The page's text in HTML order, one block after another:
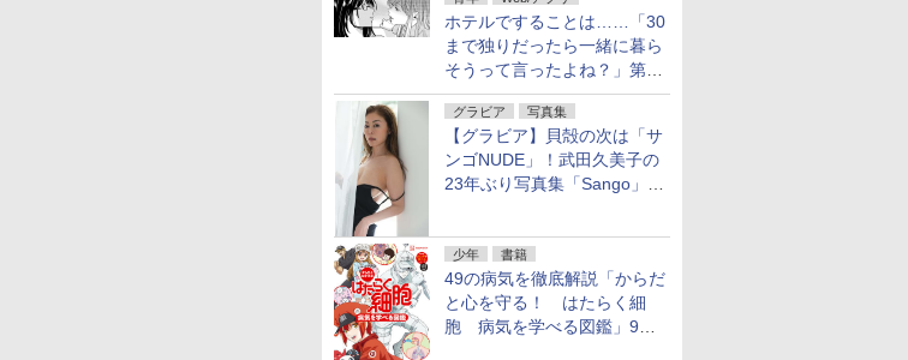
ホテルですることは……「30
まで独りだったら一緒に暮ら
そうって言ったよね？」第8
話が無料公開。一緒にお風
呂！
グラビア 写真集
【グラビア】貝殻の次は「サ
ンゴNUDE」！武田久美子の
23年ぶり写真集「Sango」を
少年 書籍
49の病気を徹底解説「からだ
と心を守る！ はたらく細
胞 病気を学べる図鑑」9月